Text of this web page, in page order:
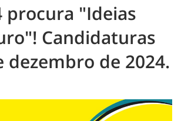
procura "Ideias
Candidaturas
dezembro de 2024.